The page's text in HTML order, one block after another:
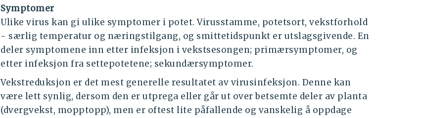
Symptomer
Ulike virus kan gi ulike symptomer i potet. Virusstamme, potetsort, vekstforhold
- særlig temperatur og næringstilgang, og smittetidspunkt er utslagsgivende. En
deler symptomene inn etter infeksjon i vekstsesongen; primærsymptomer, og
etter infeksjon fra settepotetene; sekundærsymptomer.
Vekstreduksjon er det mest generelle resultatet av virusinfeksjon. Denne kan
være lett synlig, dersom den er utprega eller går ut over betsemte deler av planta
(dvergvekst, mopptopp), men er oftest lite påfallende og vanskelig å oppdage